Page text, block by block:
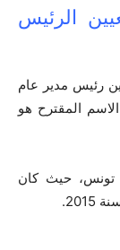
الرئيس
رئيس مدير عام
المقترح هو
تونس، حيث كان
2015.